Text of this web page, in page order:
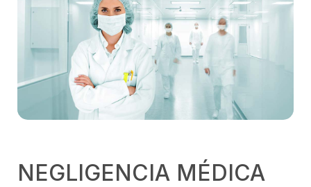
NEGLIGENCIA MÉDICA